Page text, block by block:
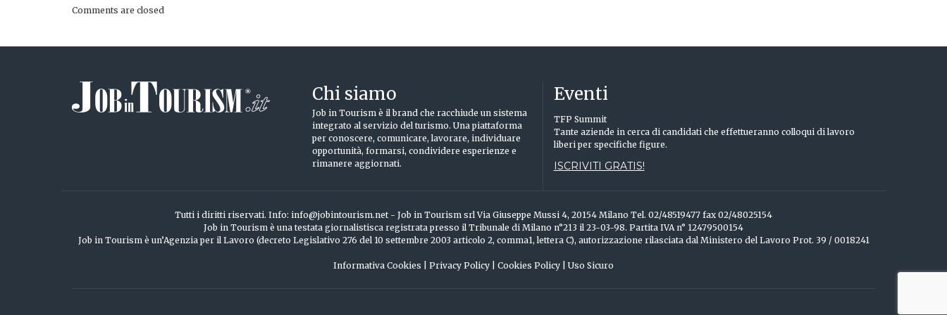
Comments are closed
Chi siamo
Job in Tourism è il brand che racchiude un sistema
integrato al servizio del turismo. Una piattaforma
per conoscere, comunicare, lavorare, individuare
opportunità, formarsi, condividere esperienze e
rimanere aggiornati.
Eventi
TFP Summit
Tante aziende in cerca di candidati che effettueranno colloqui di lavoro
liberi per specifiche figure.
ISCRIVITI GRATIS!
Tutti i diritti riservati. Info: info@jobintourism.net - Job in Tourism srl Via Giuseppe Mussi 4, 20154 Milano Tel. 02/48519477 fax 02/48025154
Job in Tourism è una testata giornalistisca registrata presso il Tribunale di Milano n°213 il 23-03-98. Partita IVA n° 12479500154
Job in Tourism è un’Agenzia per il Lavoro (decreto Legislativo 276 del 10 settembre 2003 articolo 2, comma1, lettera C), autorizzazione rilasciata dal Ministero del Lavoro Prot. 39 / 0018241
Informativa Cookies Privacy Policy Cookies Policy Uso Sicuro